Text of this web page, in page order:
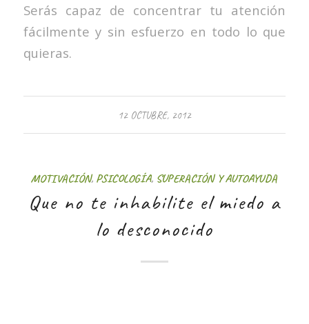
Serás capaz de concentrar tu atención
fácilmente y sin esfuerzo en todo lo que
quieras.
12 OCTUBRE, 2012
MOTIVACIÓN, PSICOLOGÍA, SUPERACIÓN Y AUTOAYUDA
Que no te inhabilite el miedo a
lo desconocido